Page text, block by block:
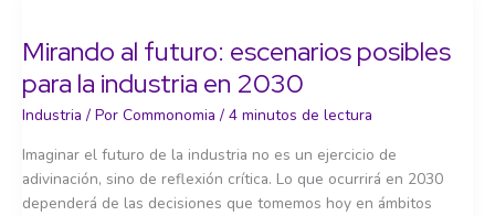
Mirando al futuro: escenarios posibles
para la industria en 2030
Industria / Por Commonomia / 4 minutos de lectura
Imaginar el futuro de la industria no es un ejercicio de
adivinación, sino de reflexión crítica. Lo que ocurrirá en 2030
dependerá de las decisiones que tomemos hoy en ámbitos